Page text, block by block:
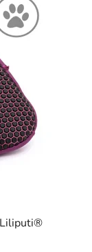
Liliputi®